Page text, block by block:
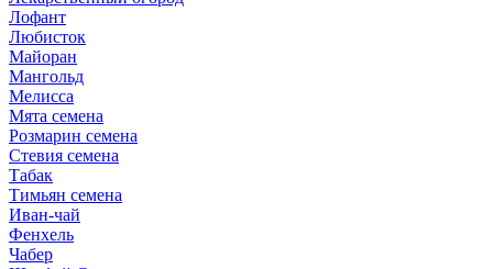
Лофант
Любисток
Майоран
Мангольд
Мелисса
Мята семена
Розмарин семена
Стевия семена
Табак
Тимьян семена
Иван-чай
Фенхель
Чабер